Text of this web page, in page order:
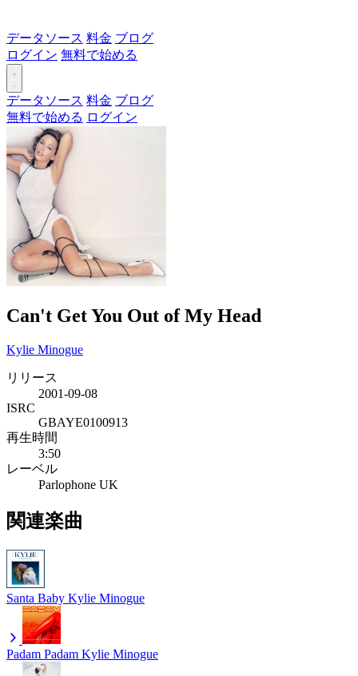
データソース 料金 ブログ
ログイン 無料で始める
データソース 料金 ブログ
無料で始める ログイン
Can't Get You Out of My Head
Kylie Minogue
リリース
2001-09-08
ISRC
GBAYE0100913
再生時間
3:50
レーベル
Parlophone UK
関連楽曲
Santa Baby Kylie Minogue
Padam Padam Kylie Minogue